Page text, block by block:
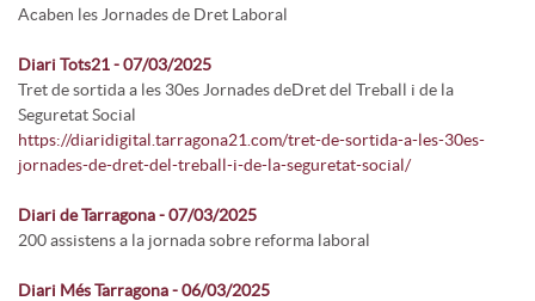
Acaben les Jornades de Dret Laboral
Diari Tots21 - 07/03/2025
Tret de sortida a les 30es Jornades deDret del Treball i de la
Seguretat Social
https://diaridigital.tarragona21.com/tret-de-sortida-a-les-30es-
jornades-de-dret-del-treball-i-de-la-seguretat-social/
Diari de Tarragona - 07/03/2025
200 assistens a la jornada sobre reforma laboral
Diari Més Tarragona - 06/03/2025